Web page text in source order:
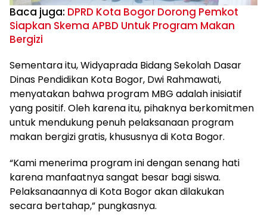
Baca juga: DPRD Kota Bogor Dorong Pemkot
Siapkan Skema APBD Untuk Program Makan
Bergizi
Sementara itu, Widyaprada Bidang Sekolah Dasar
Dinas Pendidikan Kota Bogor, Dwi Rahmawati,
menyatakan bahwa program MBG adalah inisiatif
yang positif. Oleh karena itu, pihaknya berkomitmen
untuk mendukung penuh pelaksanaan program
makan bergizi gratis, khususnya di Kota Bogor.
“Kami menerima program ini dengan senang hati
karena manfaatnya sangat besar bagi siswa.
Pelaksanaannya di Kota Bogor akan dilakukan
secara bertahap,” pungkasnya.